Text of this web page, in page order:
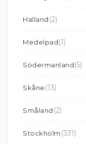
Halland (2)
Medelpad(1)
Södermanland(5)
Skåne (13)
Småland (2)
Stockholm (331)